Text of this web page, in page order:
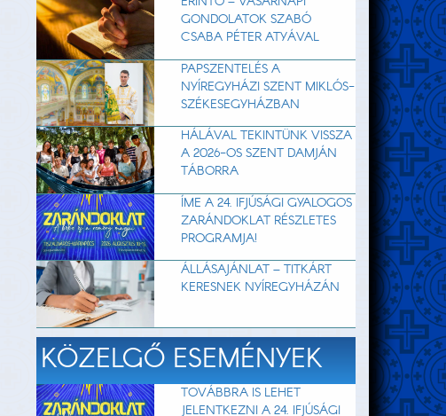
GONDOLATOK SZABÓ
CSABA PÉTER ATYÁVAL
PAPSZENTELÉS A
NYÍREGYHÁZI SZENT MIKLÓS-
SZÉKESEGYHÁZBAN
HÁLÁVAL TEKINTÜNK VISSZA
A 2026-OS SZENT DAMJÁN
TÁBORRA
ÍME A 24. IFJÚSÁGI GYALOGOS
ZARÁNDOKLAT RÉSZLETES
PROGRAMJA!
ÁLLÁSAJÁNLAT – TITKÁRT
KERESNEK NYÍREGYHÁZÁN
KÖZELGŐ ESEMÉNYEK
TOVÁBBRA IS LEHET
JELENTKEZNI A 24. IFJÚSÁGI